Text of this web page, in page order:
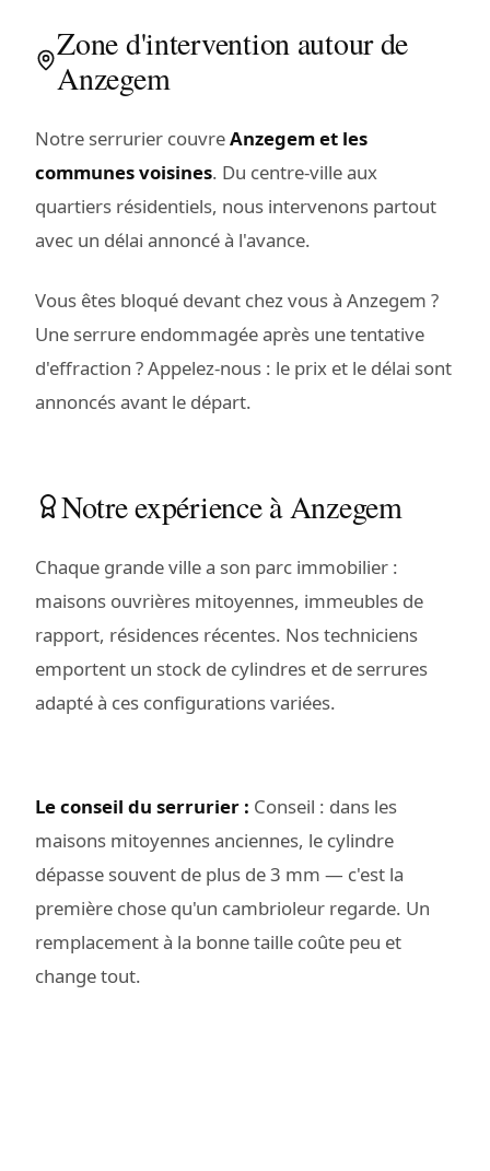
Zone d'intervention autour de
Anzegem
Notre serrurier couvreAnzegem et les
communes voisines. Du centre-ville aux
quartiers résidentiels, nous intervenons partout
avec un délai annoncé à l'avance.
Vous êtes bloqué devant chez vous à Anzegem ?
Une serrure endommagée après une tentative
d'effraction ? Appelez-nous : le prix et le délai sont
annoncés avant le départ.
Notre expérience à Anzegem
Chaque grande ville a son parc immobilier :
maisons ouvrières mitoyennes, immeubles de
rapport, résidences récentes. Nos techniciens
emportent un stock de cylindres et de serrures
adapté à ces configurations variées.
Le conseil du serrurier : Conseil : dans les
maisons mitoyennes anciennes, le cylindre
dépasse souvent de plus de 3 mm — c'est la
première chose qu'un cambrioleur regarde. Un
remplacement à la bonne taille coûte peu et
change tout.